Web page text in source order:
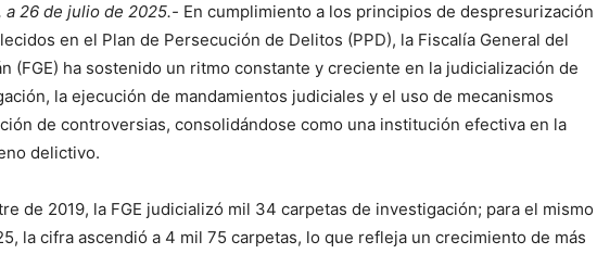
a 26 de julio de 2025.- En cumplimiento a los principios de despresurización
en el Plan de Persecución de Delitos (PPD), la Fiscalía General del
(FGE) ha sostenido un ritmo constante y creciente en la judicialización de
la ejecución de mandamientos judiciales y el uso de mecanismos
de controversias, consolidándose como una institución efectiva en la
delictivo.
de 2019, la FGE judicializó mil 34 carpetas de investigación; para el mismo
la cifra ascendió a 4 mil 75 carpetas, lo que refleja un crecimiento de más